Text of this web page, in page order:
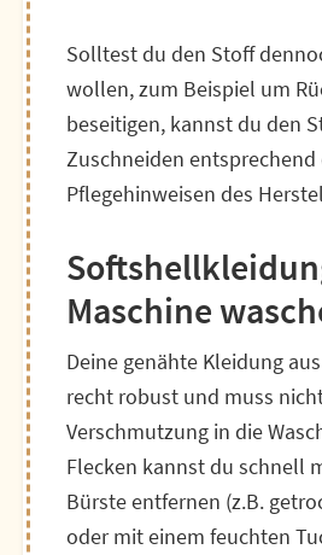
Solltest du den Stoff
wollen, zum Beispiel um
beseitigen, kannst du den
Zuschneiden entsprechend
Pflegehinweisen des
Maschine
Deine genähte Kleidung
recht robust und muss
Verschmutzung in die
Flecken kannst du schnell
Bürste entfernen (z.B.
oder mit einem feuchten